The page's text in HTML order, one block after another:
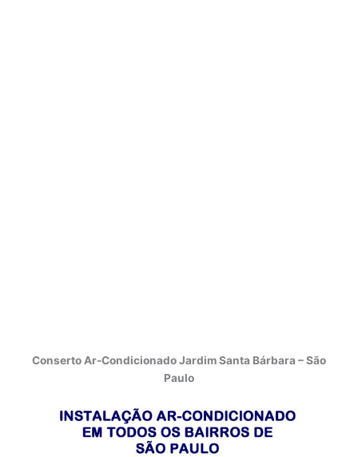
Conserto Ar-Condicionado Jardim Santa Bárbara – São
Paulo